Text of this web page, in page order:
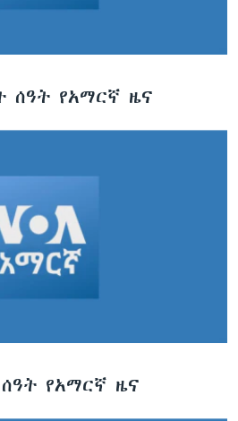
ሰዓት የአማርኛ ዜና
የአማርኛ ዜና